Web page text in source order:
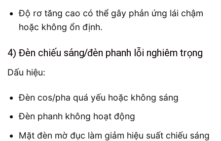
Độ rơ tăng cao có thể gây phản ứng lái chậm
hoặc không ổn định.
4) Đèn chiếu sáng/đèn phanh lỗi nghiêm trọng
Dấu hiệu:
Đèn cos/pha quá yếu hoặc không sáng
Đèn phanh không hoạt động
Mặt đèn mờ đục làm giảm hiệu suất chiếu sáng